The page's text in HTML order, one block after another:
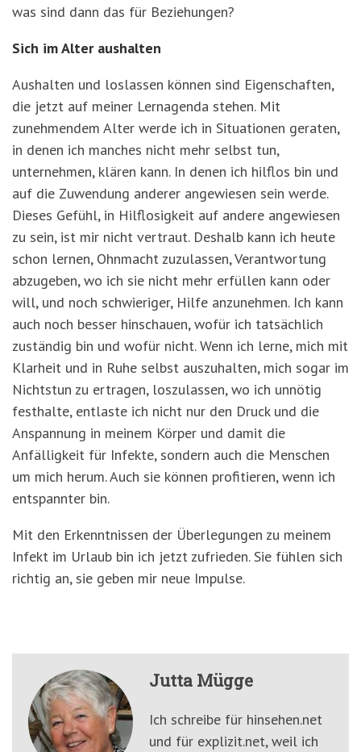
was sind dann das für Beziehungen?
Sich im Alter aushalten
Aushalten und loslassen können sind Eigenschaften,
die jetzt auf meiner Lernagenda stehen. Mit
zunehmendem Alter werde ich in Situationen geraten,
in denen ich manches nicht mehr selbst tun,
unternehmen, klären kann. In denen ich hilflos bin und
auf die Zuwendung anderer angewiesen sein werde.
Dieses Gefühl, in Hilflosigkeit auf andere angewiesen
zu sein, ist mir nicht vertraut. Deshalb kann ich heute
schon lernen, Ohnmacht zuzulassen, Verantwortung
abzugeben, wo ich sie nicht mehr erfüllen kann oder
will, und noch schwieriger, Hilfe anzunehmen. Ich kann
auch noch besser hinschauen, wofür ich tatsächlich
zuständig bin und wofür nicht. Wenn ich lerne, mich mit
Klarheit und in Ruhe selbst auszuhalten, mich sogar im
Nichtstun zu ertragen, loszulassen, wo ich unnötig
festhalte, entlaste ich nicht nur den Druck und die
Anspannung in meinem Körper und damit die
Anfälligkeit für Infekte, sondern auch die Menschen
um mich herum. Auch sie können profitieren, wenn ich
entspannter bin.
Mit den Erkenntnissen der Überlegungen zu meinem
Infekt im Urlaub bin ich jetzt zufrieden. Sie fühlen sich
richtig an, sie geben mir neue Impulse.
Jutta Mügge
Ich schreibe für hinsehen.net
und für explizit.net, weil ich